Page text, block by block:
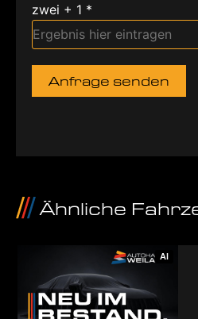
zwei + 1 *
Anfrage senden
Ähnliche
AI